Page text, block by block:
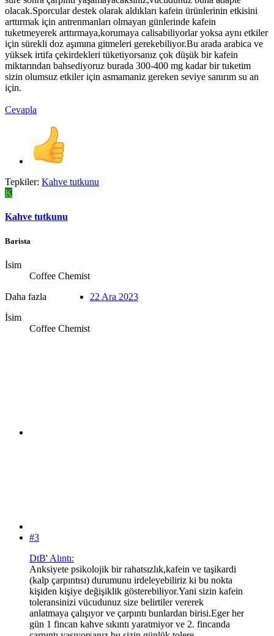
olacak.Sporcular destek olarak aldıkları kafein ürünlerinin etkisini
arttırmak için antrenmanları olmayan günlerinde kafein
tuketmeyerek arttırmaya,korumaya calisabiliyorlar yoksa aynı etkiler
için sürekli doz aşımına gitmeleri gerekebiliyor.Bu arada arabica ve
yüksek irtifa çekirdekleri tüketiyorsanız çok düşük bir kafein
miktarından bahsediyoruz burada 300-400 mg kadar bir tuketim
sizin olumsuz etkiler için asmamaniz gereken seviye sanırım su an
için.
Cevapla
Tepkiler: Kahve tutkunu
K
Kahve tutkunu
Barista
İsim
Coffee Chemist
Daha fazla
İsim
Coffee Chemist
22 Ara 2023
#3
DtB' Alıntı:
Anksiyete psikolojik bir rahatsızlık,kafein ve taşikardi
(kalp çarpıntısı) durumunu irdeleyebiliriz ki bu nokta
kişiden kişiye değişiklik gösterebiliyor.Yani sizin kafein
toleransinizi vücudunuz size belirtiler vererek
anlatmaya çalışıyor ve çarpıntı bunlardan birisi.Eger her
gün 1 fincan kahve sıkıntı yaratmiyor ve 2. fincanda